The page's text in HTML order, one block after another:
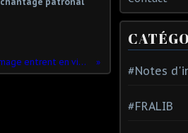
Les nouvelles règles d'indemnisation de l'assurance chômage entrent en vigueur à partir du 1er novembre
#Notes
#FRALIB